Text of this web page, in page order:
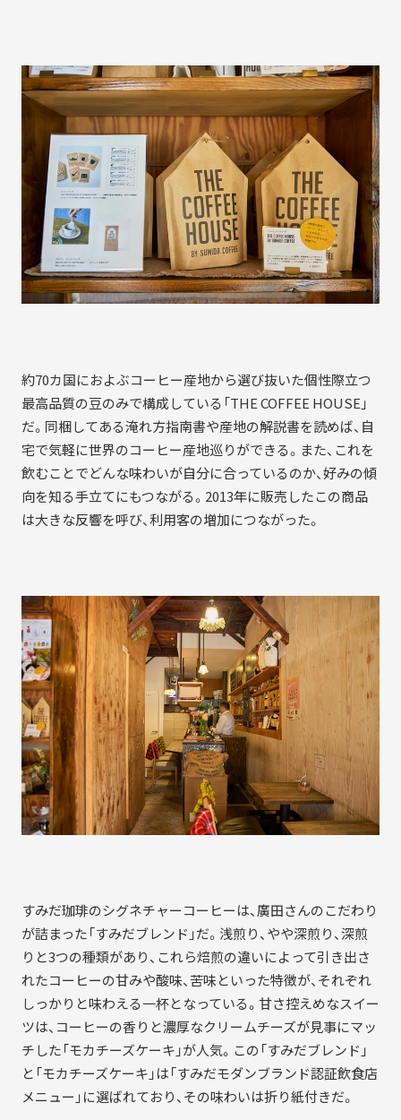
約70カ国におよぶコーヒー産地から選び抜いた個性際立つ
最高品質の豆のみで構成している「THE COFFEE HOUSE」
だ。同梱してある淹れ方指南書や産地の解説書を読めば、自
宅で気軽に世界のコーヒー産地巡りができる。また、これを
飲むことでどんな味わいが自分に合っているのか、好みの傾
向を知る手立てにもつながる。2013年に販売したこの商品
は大きな反響を呼び、利用客の増加につながった。
すみだ珈琲のシグネチャーコーヒーは、廣田さんのこだわり
が詰まった「すみだブレンド」だ。浅煎り、やや深煎り、深煎
りと3つの種類があり、これら焙煎の違いによって引き出さ
れたコーヒーの甘みや酸味、苦味といった特徴が、それぞれ
しっかりと味わえる一杯となっている。甘さ控えめなスイー
ツは、コーヒーの香りと濃厚なクリームチーズが見事にマッ
チした「モカチーズケーキ」が人気。この「すみだブレンド」
と「モカチーズケーキ」は「すみだモダンブランド認証飲食店
メニュー」に選ばれており、その味わいは折り紙付きだ。